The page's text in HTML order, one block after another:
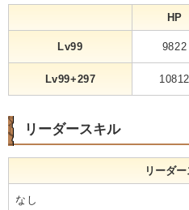
HP
Lv99 9822
Lv99+297 10812
リーダースキル
リーダ
なし